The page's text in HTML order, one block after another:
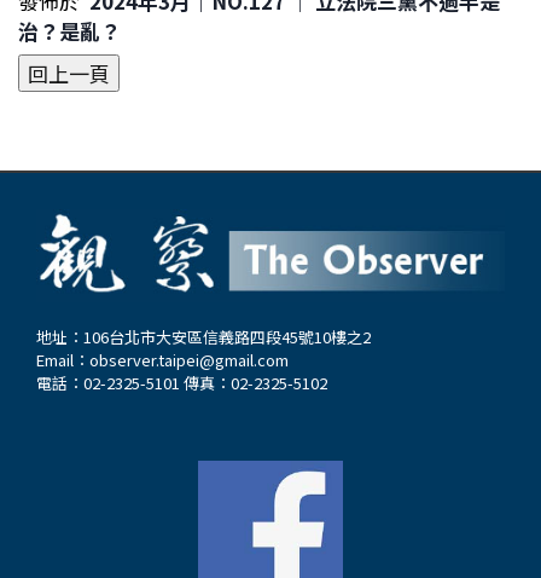
治？是亂？
地址：106台北市大安區信義路四段45號10樓之2
Email： observer.taipei@gmail.com
電話：02-2325-5101 傳真：02-2325-5102